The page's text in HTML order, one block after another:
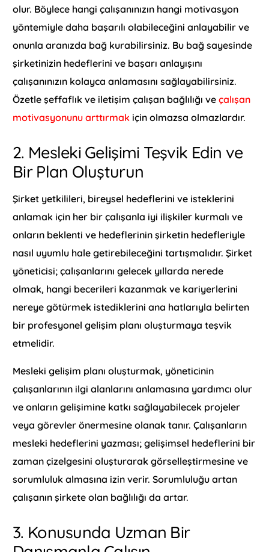
olur. Böylece hangi çalışanınızın hangi motivasyon
yöntemiyle daha başarılı olabileceğini anlayabilir ve
onunla aranızda bağ kurabilirsiniz. Bu bağ sayesinde
şirketinizin hedeflerini ve başarı anlayışını
çalışanınızın kolayca anlamasını sağlayabilirsiniz.
Özetle şeffaflık ve iletişim çalışan bağlılığı veçalışan
motivasyonunu arttırmak için olmazsa olmazlardır.
2. Mesleki Gelişimi Teşvik Edin ve
Bir Plan Oluşturun
Şirket yetkilileri, bireysel hedeflerini ve isteklerini
anlamak için her bir çalışanla iyi ilişkiler kurmalı ve
onların beklenti ve hedeflerinin şirketin hedefleriyle
nasıl uyumlu hale getirebileceğini tartışmalıdır. Şirket
yöneticisi; çalışanlarını gelecek yıllarda nerede
olmak, hangi becerileri kazanmak ve kariyerlerini
nereye götürmek istediklerini ana hatlarıyla belirten
bir profesyonel gelişim planı oluşturmaya teşvik
etmelidir.
Mesleki gelişim planı oluşturmak, yöneticinin
çalışanlarının ilgi alanlarını anlamasına yardımcı olur
ve onların gelişimine katkı sağlayabilecek projeler
veya görevler önermesine olanak tanır. Çalışanların
mesleki hedeflerini yazması; gelişimsel hedeflerini bir
zaman çizelgesini oluşturarak görselleştirmesine ve
sorumluluk almasına izin verir. Sorumluluğu artan
çalışanın şirkete olan bağlılığı da artar.
3. Konusunda Uzman Bir